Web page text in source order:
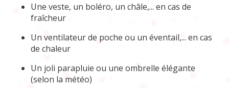
Une veste, un boléro, un châle,... en cas de
fraîcheur
Un ventilateur de poche ou un éventail,... en cas
de chaleur
Un joli parapluie ou une ombrelle élégante
(selon la météo)